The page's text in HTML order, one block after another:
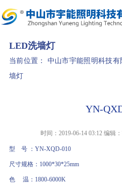
LED洗墙灯
当前位置： 中山市宇能照明科技有
墙灯
YN-
时间：2019-06-14 03:12 编辑
型 号 ：YN-XQD-010
尺寸规格：1000*30*25mm
色 温：1800-